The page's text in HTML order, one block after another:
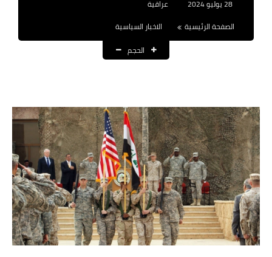
العقود والاجور اليومية
القروض والسلف
المنح المالية
قطع الاراضي
اخبار العراق
الاخبار السياسية
28 يوليو 2024
عراقية
الصفحة الرئيسية
الاخبار السياسية
الحجم